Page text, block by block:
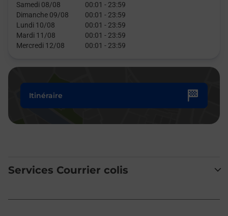
Samedi 08/08
00:01 - 23:59
Dimanche 09/08
00:01 - 23:59
Lundi 10/08
00:01 - 23:59
Mardi 11/08
00:01 - 23:59
Mercredi 12/08
00:01 - 23:59
Itinéraire
Services Courrier colis